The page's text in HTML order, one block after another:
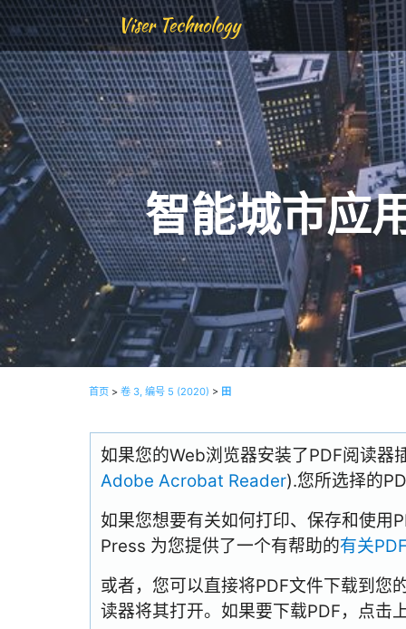
Viser Technology
智能城市应
首页 > 卷 3, 编号 5 (2020) > 田
如果您的Web浏览器安装了PDF阅读器
Adobe Acrobat Reader).您所选择的
如果您想要有关如何打印、保存和使用
Press 为您提供了一个有帮助的有关
或者，您可以直接将PDF文件下载到您
读器将其打开。如果要下载PDF，点击